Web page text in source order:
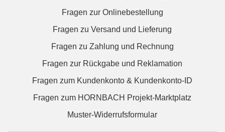
Fragen zur Onlinebestellung
Fragen zu Versand und Lieferung
Fragen zu Zahlung und Rechnung
Fragen zur Rückgabe und Reklamation
Fragen zum Kundenkonto & Kundenkonto-ID
Fragen zum HORNBACH Projekt-Marktplatz
Muster-Widerrufsformular